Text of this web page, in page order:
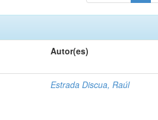
Autor(es)
Estrada Discua, Raúl